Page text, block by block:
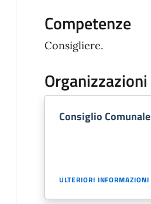
Competenze
Consigliere.
Organizzazioni
Consiglio Comunale
ULTERIORI INFORMAZIONI